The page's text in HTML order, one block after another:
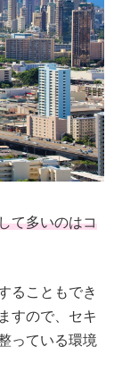
て多いのはコ
ることもでき
すので、セキ
っている環境